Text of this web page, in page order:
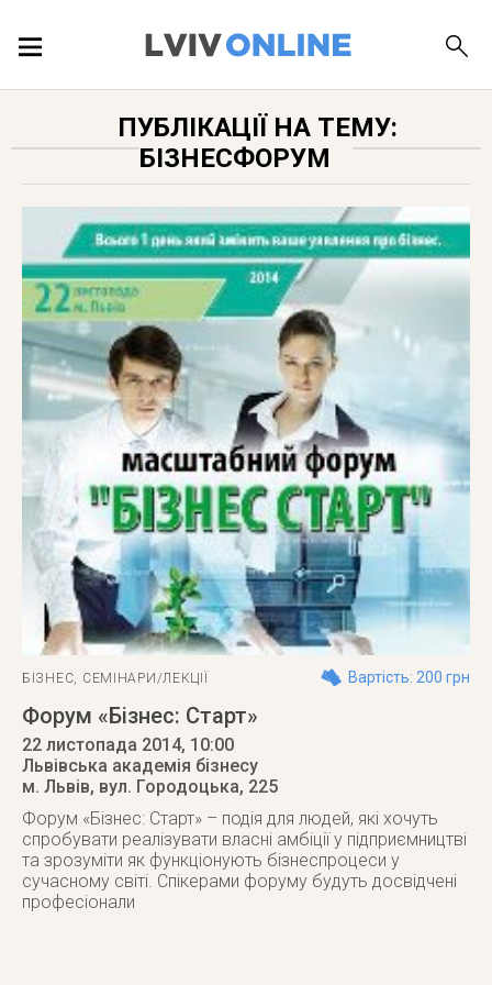
ПУБЛІКАЦІЇ
ДОВІДКА
ПУБЛІКАЦІЇ НА ТЕМУ:
БІЗНЕСФОРУМ
БІЗНЕС, СЕМІНАРИ/ЛЕКЦІЇ Вартість: 200 грн
Форум «Бізнес: Старт»
22 листопада 2014, 10:00
Львівська академія бізнесу
м. Львів, вул. Городоцька, 225
Форум «Бізнес: Старт» – подія для людей, які хочуть
спробувати реалізувати власні амбіції у підприємництві
та зрозуміти як функціонують бізнеспроцеси у
сучасному світі. Спікерами форуму будуть досвідчені
професіонали